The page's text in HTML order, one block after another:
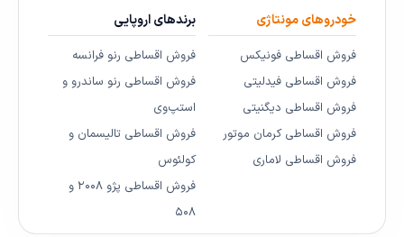
خودروهای مونتاژی
فروش اقساطی فونیکس
فروش اقساطی فیدلیتی
فروش اقساطی دیگنیتی
فروش اقساطی کرمان موتور
فروش اقساطی لاماری
برندهای اروپایی
فروش اقساطی رنو فرانسه
فروش اقساطی رنو ساندرو و
استپ‌وی
فروش اقساطی تالیسمان و
کولئوس
فروش اقساطی پژو ۲۰۰۸ و
۵۰۸